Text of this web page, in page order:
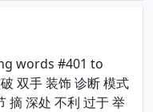
words #401 to
双手 装饰 诊断 模式
摘 深处 不利 过于 举